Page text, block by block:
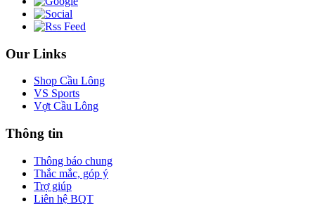
Our Links
Shop Cầu Lông
VS Sports
Vợt Cầu Lông
Thông tin
Thông báo chung
Thắc mắc, góp ý
Trợ giúp
Liên hệ BQT